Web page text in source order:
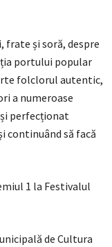
frate și soră, despre
portului popular
folclorul autentic,
a numeroase
perfecționat
continuând să facă
1 la Festivalul
de Cultura